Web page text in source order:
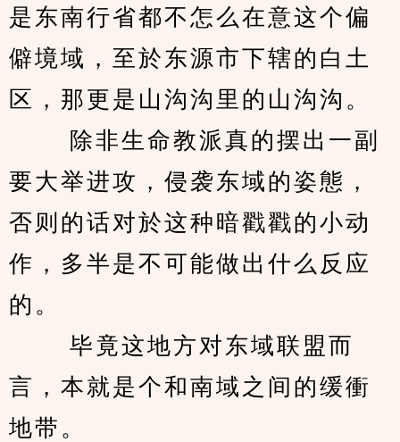
是东南行省都不怎么在意这个偏
僻境域，至於东源市下辖的白土
区，那更是山沟沟里的山沟沟。
除非生命教派真的摆出一副
要大举进攻，侵袭东域的姿態，
否则的话对於这种暗戳戳的小动
作，多半是不可能做出什么反应
的。
毕竟这地方对东域联盟而
言，本就是个和南域之间的缓衝
地带。